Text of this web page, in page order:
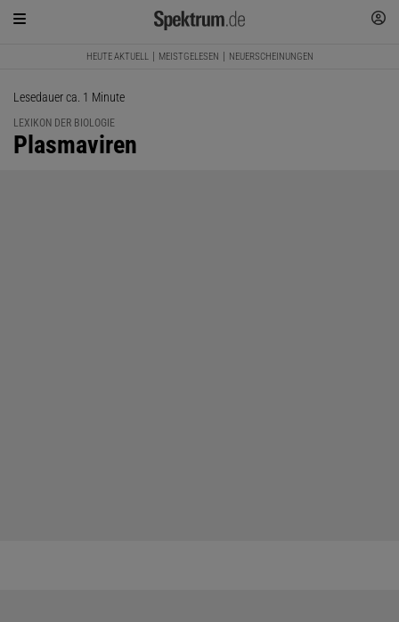
HEUTE AKTUELL MEISTGELESEN NEUERSCHEINUNGEN
Lesedauer ca. 1 Minute
LEXIKON DER BIOLOGIE
:
Plasmaviren